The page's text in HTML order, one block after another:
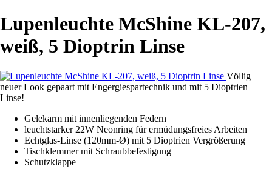
Lupenleuchte McShine KL-207,
weiß, 5 Dioptrin Linse
Völlig
neuer Look gepaart mit Engergiespartechnik und mit 5 Dioptrien
Linse!
Gelekarm mit innenliegenden Federn
leuchtstarker 22W Neonring für ermüdungsfreies Arbeiten
Echtglas-Linse (120mm-Ø) mit 5 Dioptrien Vergrößerung
Tischklemmer mit Schraubbefestigung
Schutzklappe